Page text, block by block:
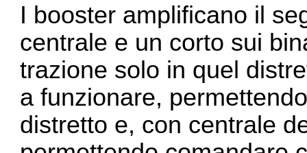
I booster amplificano il
centrale e un corto sui
trazione solo in quel
a funzionare,
distretto e, con centrale